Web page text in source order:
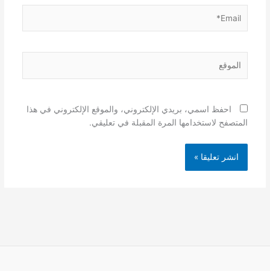
احفظ اسمي، بريدي الإلكتروني، والموقع الإلكتروني في هذا
المتصفح لاستخدامها المرة المقبلة في تعليقي.